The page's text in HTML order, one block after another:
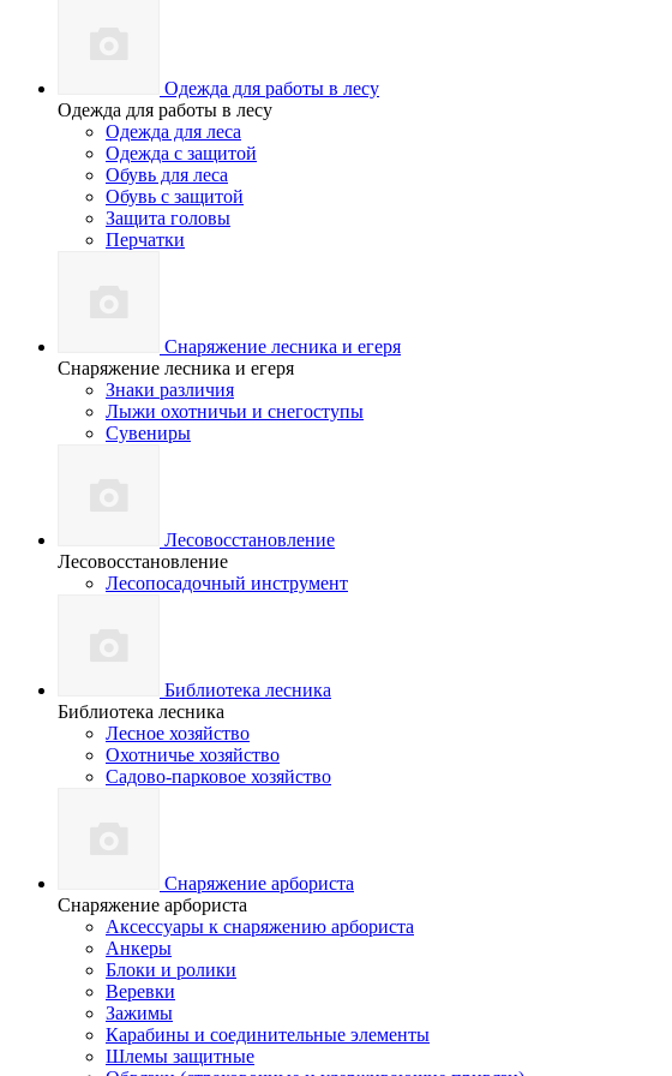
Одежда для работы в лесу
Одежда для работы в лесу
Одежда для леса
Одежда с защитой
Обувь для леса
Обувь с защитой
Защита головы
Перчатки
Снаряжение лесника и егеря
Снаряжение лесника и егеря
Знаки различия
Лыжи охотничьи и снегоступы
Сувениры
Лесовосстановление
Лесовосстановление
Лесопосадочный инструмент
Библиотека лесника
Библиотека лесника
Лесное хозяйство
Охотничье хозяйство
Садово-парковое хозяйство
Снаряжение арбориста
Снаряжение арбориста
Аксессуары к снаряжению арбориста
Анкеры
Блоки и ролики
Веревки
Зажимы
Карабины и соединительные элементы
Шлемы защитные